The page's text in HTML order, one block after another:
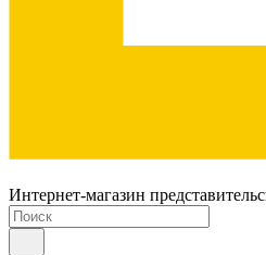
Интернет-магазин